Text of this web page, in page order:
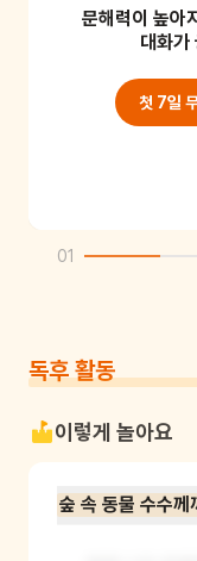
여우가 나타났어
문해력이 높아
대화가
첫 7일
01
독후 활동
이렇게 놀아요
숲 속 동물 수수께